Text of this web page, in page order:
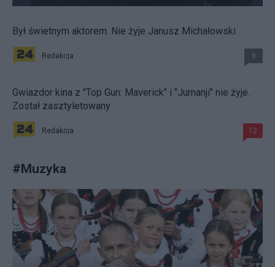
Był świetnym aktorem. Nie żyje Janusz Michałowski
Redakcja 8
Gwiazdor kina z "Top Gun: Maverick" i "Jumanji" nie żyje.
Został zasztyletowany
Redakcja 12
#Muzyka